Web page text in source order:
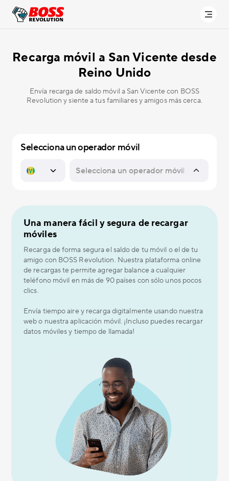
Recarga móvil a San Vicente desde
Reino Unido
Envía recarga de saldo móvil a San Vicente con BOSS
Revolution y siente a tus familiares y amigos más cerca.
Selecciona un operador móvil
Una manera fácil y segura de recargar
móviles
Recarga de forma segura el saldo de tu móvil o el de tu
amigo con BOSS Revolution. Nuestra plataforma online
de recargas te permite agregar balance a cualquier
teléfono móvil en más de 90 países con sólo unos pocos
clics.
Envía tiempo aire y recarga digitalmente usando nuestra
web o nuestra aplicación móvil. ¡Incluso puedes recargar
datos móviles y tiempo de llamada!